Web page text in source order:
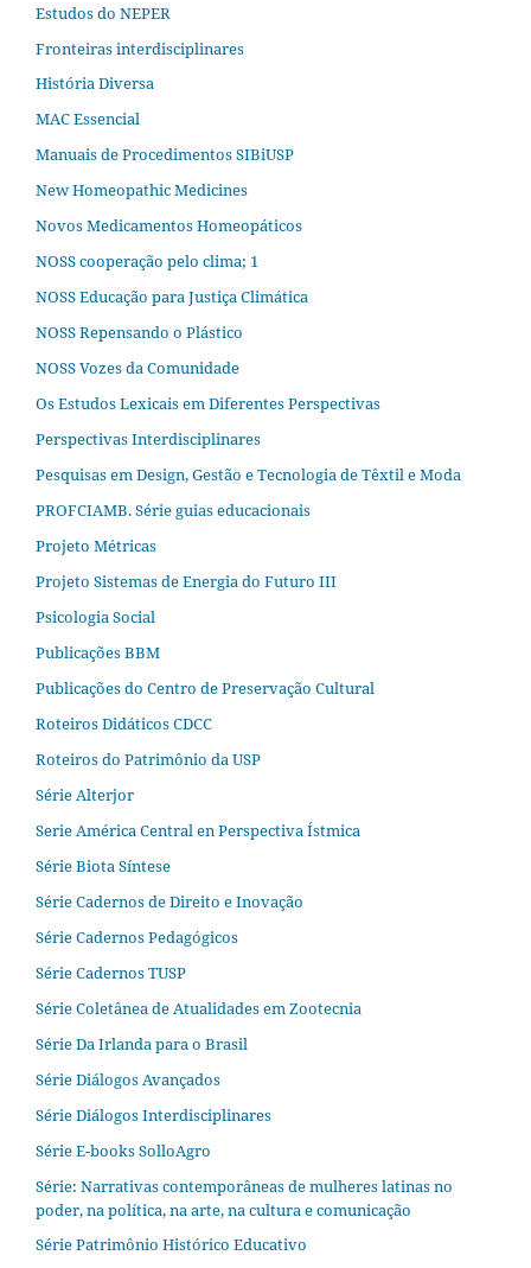
Estudos do NEPER
Fronteiras interdisciplinares
História Diversa
MAC Essencial
Manuais de Procedimentos SIBiUSP
New Homeopathic Medicines
Novos Medicamentos Homeopáticos
NOSS cooperação pelo clima; 1
NOSS Educação para Justiça Climática
NOSS Repensando o Plástico
NOSS Vozes da Comunidade
Os Estudos Lexicais em Diferentes Perspectivas
Perspectivas Interdisciplinares
Pesquisas em Design, Gestão e Tecnologia de Têxtil e Moda
PROFCIAMB. Série guias educacionais
Projeto Métricas
Projeto Sistemas de Energia do Futuro III
Psicologia Social
Publicações BBM
Publicações do Centro de Preservação Cultural
Roteiros Didáticos CDCC
Roteiros do Patrimônio da USP
Série Alterjor
Serie América Central en Perspectiva Ístmica
Série Biota Síntese
Série Cadernos de Direito e Inovação
Série Cadernos Pedagógicos
Série Cadernos TUSP
Série Coletânea de Atualidades em Zootecnia
Série Da Irlanda para o Brasil
Série Diálogos Avançados
Série Diálogos Interdisciplinares
Série E-books SolloAgro
Série: Narrativas contemporâneas de mulheres latinas no
poder, na política, na arte, na cultura e comunicação
Série Patrimônio Histórico Educativo